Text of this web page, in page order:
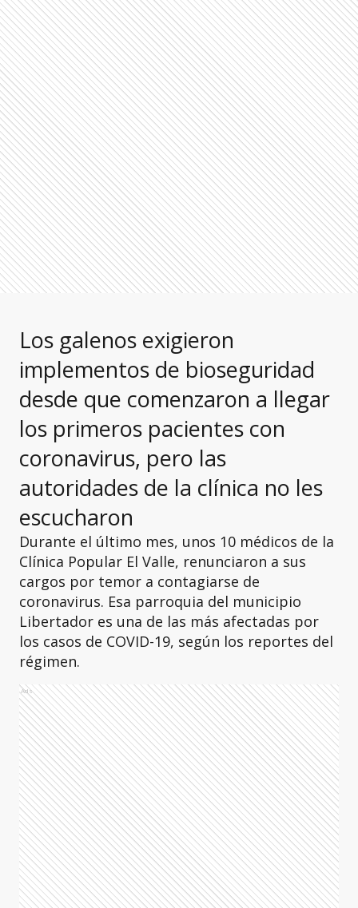
Los galenos exigieron
implementos de bioseguridad
desde que comenzaron a llegar
los primeros pacientes con
coronavirus, pero las
autoridades de la clínica no les
escucharon
Durante el último mes, unos 10 médicos de la
Clínica Popular El Valle, renunciaron a sus
cargos por temor a contagiarse de
coronavirus. Esa parroquia del municipio
Libertador es una de las más afectadas por
los casos de COVID-19, según los reportes del
régimen.
Ads